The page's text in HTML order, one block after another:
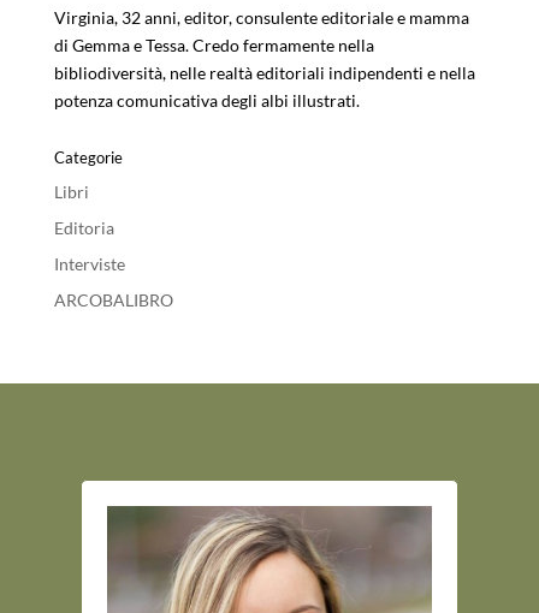
Virginia, 32 anni, editor, consulente editoriale e mamma
di Gemma e Tessa. Credo fermamente nella
bibliodiversità, nelle realtà editoriali indipendenti e nella
potenza comunicativa degli albi illustrati.
Categorie
Libri
Editoria
Interviste
ARCOBALIBRO